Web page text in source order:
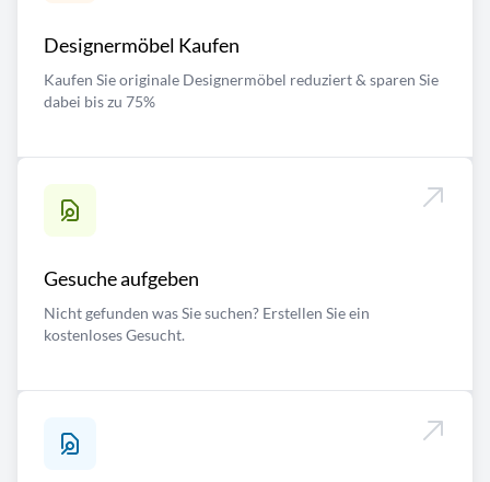
Designermöbel Kaufen
Kaufen Sie originale Designermöbel reduziert & sparen Sie
dabei bis zu 75%
Gesuche aufgeben
Nicht gefunden was Sie suchen? Erstellen Sie ein
kostenloses Gesucht.